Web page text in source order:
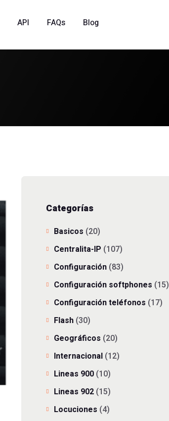
API FAQs
Blog
Categorías
Basicos (20)
Centralita-IP (107)
Configuración (83)
Configuración softphones (15)
Configuración teléfonos (17)
Flash (30)
Geográficos (20)
Internacional (12)
Lineas 900 (10)
Lineas 902 (15)
Locuciones (4)